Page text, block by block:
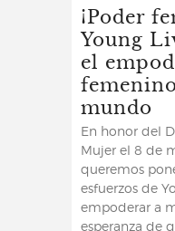
¡Poder
Young
el
mundo
En honor del
Mujer el 8 de
queremos
esfuerzos de
empoderar a
esperanza de